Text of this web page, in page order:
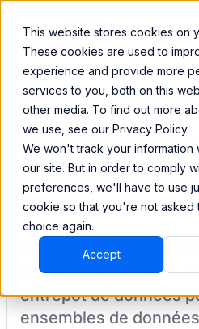
This website stores cookies on
These cookies are used to
experience and provide more
services to you, both on this
other media. To find out more
we use, see our Privacy Policy.
We won't track your information
our site. But in order to comply
preferences, we'll have to use
cookie so that you're not asked
choice again.
Accept
EN
combinez vos
de
BEEM vous permet de
données à partir de
entrepôt de données
ensembles de